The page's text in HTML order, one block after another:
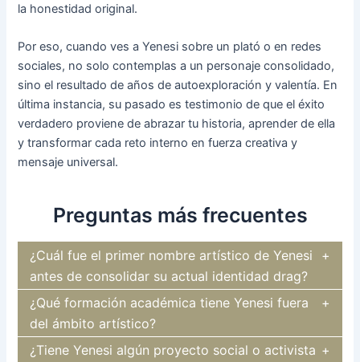
la honestidad original.
Por eso, cuando ves a Yenesi sobre un plató o en redes
sociales, no solo contemplas a un personaje consolidado,
sino el resultado de años de autoexploración y valentía. En
última instancia, su pasado es testimonio de que el éxito
verdadero proviene de abrazar tu historia, aprender de ella
y transformar cada reto interno en fuerza creativa y
mensaje universal.
Preguntas más frecuentes
¿Cuál fue el primer nombre artístico de Yenesi
antes de consolidar su actual identidad drag?
¿Qué formación académica tiene Yenesi fuera
del ámbito artístico?
¿Tiene Yenesi algún proyecto social o activista